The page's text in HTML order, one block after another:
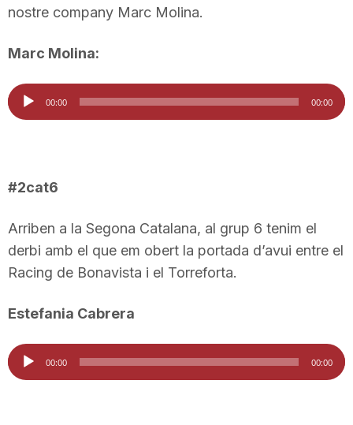
nostre company Marc Molina.
Marc Molina:
Reproductor
d'àudio
00:00 00:00
#2cat6
Arriben a la Segona Catalana, al grup 6 tenim el
derbi amb el que em obert la portada d’avui entre el
Racing de Bonavista i el Torreforta.
Estefania Cabrera
Reproductor
d'àudio
00:00 00:00